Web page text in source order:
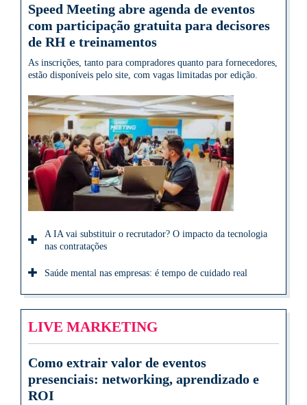
Speed Meeting abre agenda de eventos
com participação gratuita para decisores
de RH e treinamentos
As inscrições, tanto para compradores quanto para fornecedores,
estão disponíveis pelo site, com vagas limitadas por edição.
A IA vai substituir o recrutador? O impacto da tecnologia
nas contratações
Saúde mental nas empresas: é tempo de cuidado real
LIVE MARKETING
Como extrair valor de eventos
presenciais: networking, aprendizado e
ROI